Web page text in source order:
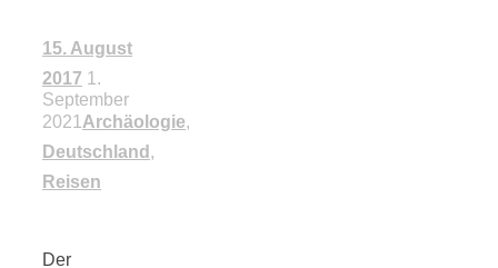
15. August
2017 1.
September
2021Archäologie,
Deutschland ,
Reisen
Der